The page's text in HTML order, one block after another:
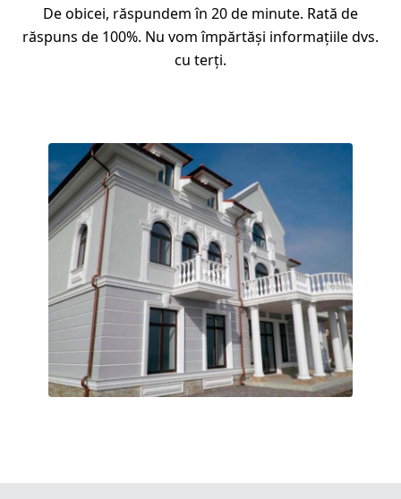
De obicei, răspundem în 20 de minute. Rată de
răspuns de 100%. Nu vom împărtăși informațiile dvs.
cu terți.